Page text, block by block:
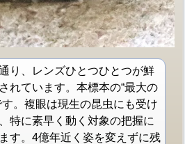
り、レンズひとつひとつが鮮
れています。本標本の“最大の
す。複眼は現生の昆虫にも受け
特に素早く動く対象の把握に
す。4億年近く姿を変えずに残